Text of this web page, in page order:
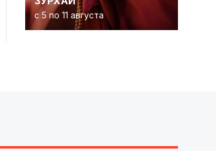
с 5 по 11 августа